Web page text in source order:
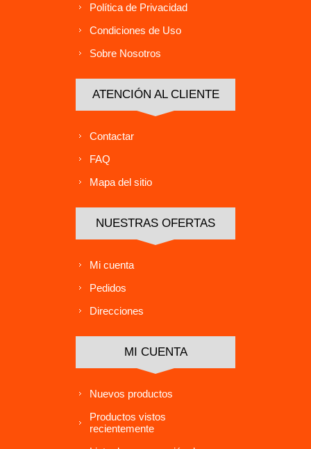
Política de Privacidad
Condiciones de Uso
Sobre Nosotros
ATENCIÓN AL CLIENTE
Contactar
FAQ
Mapa del sitio
NUESTRAS OFERTAS
Mi cuenta
Pedidos
Direcciones
MI CUENTA
Nuevos productos
Productos vistos
recientemente